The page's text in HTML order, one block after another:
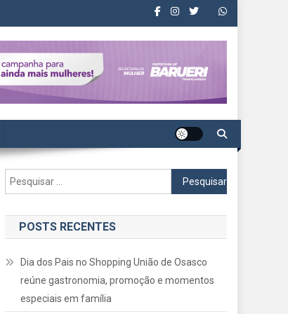
Pesquisar
por:
POSTS RECENTES
Dia dos Pais no Shopping União de Osasco
reúne gastronomia, promoção e momentos
especiais em família